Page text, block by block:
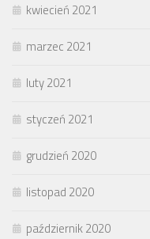
kwiecień 2021
marzec 2021
luty 2021
styczeń 2021
grudzień 2020
listopad 2020
październik 2020